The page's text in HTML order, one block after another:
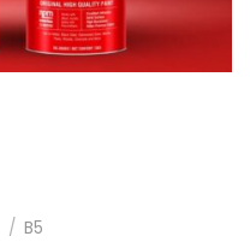
/ B5